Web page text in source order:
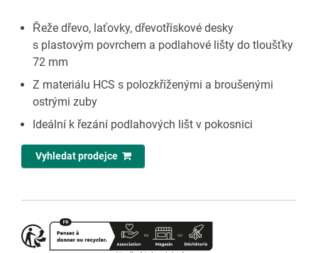
Řeže dřevo, laťovky, dřevotřískové desky
s plastovým povrchem a podlahové lišty do tloušťky
72 mm
Z materiálu HCS s polozkříženými a broušenými
ostrými zuby
Ideální k řezání podlahových lišt v pokosnici
Vyhledat prodejce